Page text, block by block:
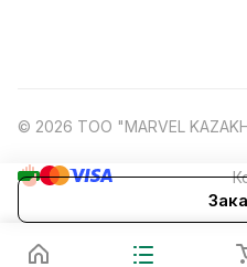
© 2026 ТОО "MARVEL